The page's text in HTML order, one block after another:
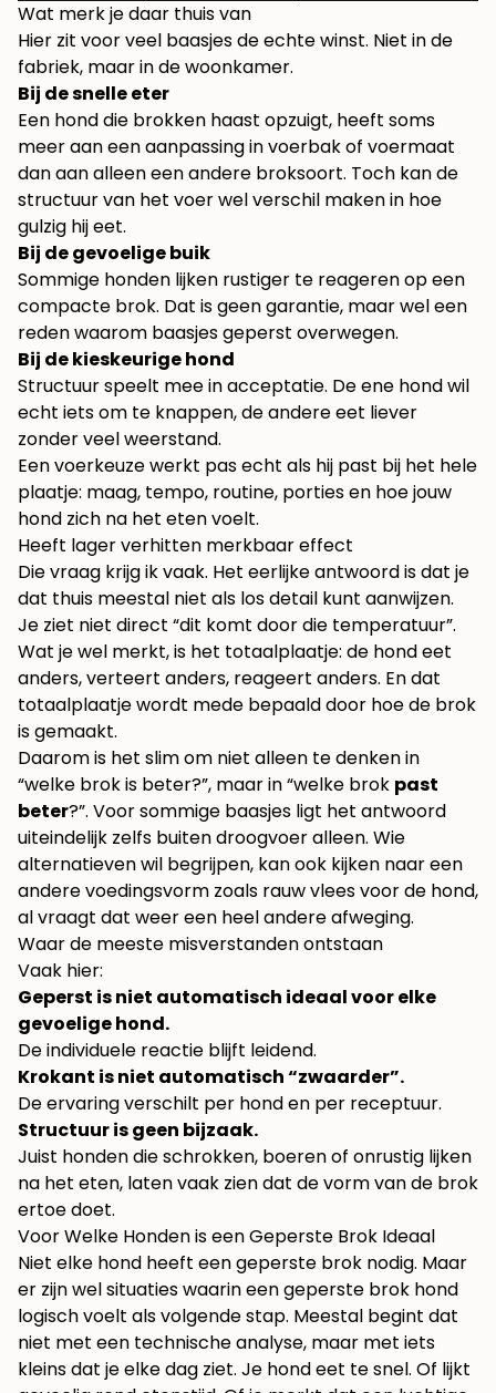
Wat merk je daar thuis van
Hier zit voor veel baasjes de echte winst. Niet in de
fabriek, maar in de woonkamer.
Bij de snelle eter
Een hond die brokken haast opzuigt, heeft soms
meer aan een aanpassing in voerbak of voermaat
dan aan alleen een andere broksoort. Toch kan de
structuur van het voer wel verschil maken in hoe
gulzig hij eet.
Bij de gevoelige buik
Sommige honden lijken rustiger te reageren op een
compacte brok. Dat is geen garantie, maar wel een
reden waarom baasjes geperst overwegen.
Bij de kieskeurige hond
Structuur speelt mee in acceptatie. De ene hond wil
echt iets om te knappen, de andere eet liever
zonder veel weerstand.
Een voerkeuze werkt pas echt als hij past bij het hele
plaatje: maag, tempo, routine, porties en hoe jouw
hond zich na het eten voelt.
Heeft lager verhitten merkbaar effect
Die vraag krijg ik vaak. Het eerlijke antwoord is dat je
dat thuis meestal niet als los detail kunt aanwijzen.
Je ziet niet direct “dit komt door die temperatuur”.
Wat je wel merkt, is het totaalplaatje: de hond eet
anders, verteert anders, reageert anders. En dat
totaalplaatje wordt mede bepaald door hoe de brok
is gemaakt.
Daarom is het slim om niet alleen te denken in
“welke brok is beter?”, maar in “welke brok past
beter?”. Voor sommige baasjes ligt het antwoord
uiteindelijk zelfs buiten droogvoer alleen. Wie
alternatieven wil begrijpen, kan ook kijken naar een
andere voedingsvorm zoals rauw vlees voor de hond,
al vraagt dat weer een heel andere afweging.
Waar de meeste misverstanden ontstaan
Vaak hier:
Geperst is niet automatisch ideaal voor elke
gevoelige hond.
De individuele reactie blijft leidend.
Krokant is niet automatisch “zwaarder”.
De ervaring verschilt per hond en per receptuur.
Structuur is geen bijzaak.
Juist honden die schrokken, boeren of onrustig lijken
na het eten, laten vaak zien dat de vorm van de brok
ertoe doet.
Voor Welke Honden is een Geperste Brok Ideaal
Niet elke hond heeft een geperste brok nodig. Maar
er zijn wel situaties waarin een geperste brok hond
logisch voelt als volgende stap. Meestal begint dat
niet met een technische analyse, maar met iets
kleins dat je elke dag ziet. Je hond eet te snel. Of lijkt